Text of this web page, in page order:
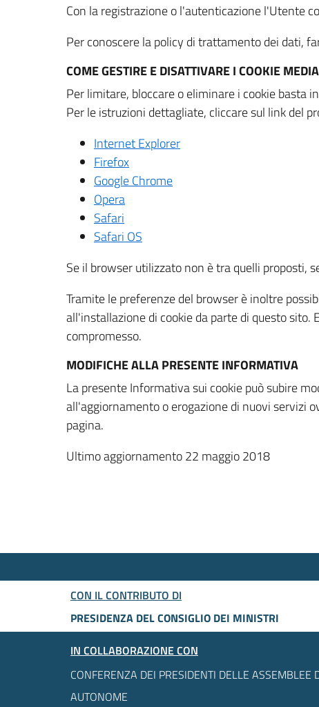
Con la registrazione o l'autenticazione l'Utente
Per conoscere la policy di trattamento dei dati,
COME GESTIRE E DISATTIVARE I COOKIE
Per limitare, bloccare o eliminare i cookie basta
Per le istruzioni dettagliate, cliccare sul link del
Internet Explorer
Firefox
Google Chrome
Opera
Safari
Safari OS
Se il browser utilizzato non è tra quelli proposti,
Tramite le preferenze del browser è inoltre
all'installazione di cookie da parte di questo
compromesso.
MODIFICHE ALLA PRESENTE INFORMATIVA
La presente Informativa sui cookie può subire
all'aggiornamento o erogazione di nuovi servizi
pagina.
Ultimo aggiornamento 22 maggio 2018
CON IL CONTRIBUTO DI
PRESIDENZA DEL CONSIGLIO DEI MINISTRI
IN COLLABORAZIONE CON
CONFERENZA DEI PRESIDENTI DELLE ASSEMBLEE
AUTONOME